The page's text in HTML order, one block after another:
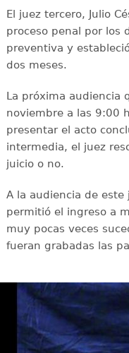
El juez tercero, Julio
proceso penal por los
preventiva y
dos meses.
La próxima audiencia
noviembre a las 9:00
presentar el acto
intermedia, el juez
juicio o no.
A la audiencia de este
permitió el ingreso a
muy pocas veces
fueran grabadas las